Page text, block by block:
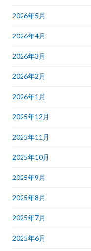
2026年5月
2026年4月
2026年3月
2026年2月
2026年1月
2025年12月
2025年11月
2025年10月
2025年9月
2025年8月
2025年7月
2025年6月